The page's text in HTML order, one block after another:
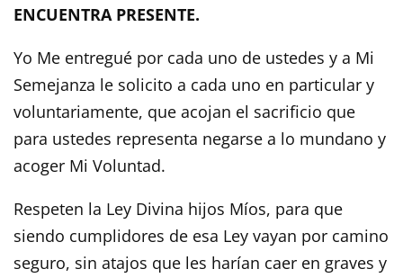
ENCUENTRA PRESENTE.
Yo Me entregué por cada uno de ustedes y a Mi
Semejanza le solicito a cada uno en particular y
voluntariamente, que acojan el sacrificio que
para ustedes representa negarse a lo mundano y
acoger Mi Voluntad.
Respeten la Ley Divina hijos Míos, para que
siendo cumplidores de esa Ley vayan por camino
seguro, sin atajos que les harían caer en graves y